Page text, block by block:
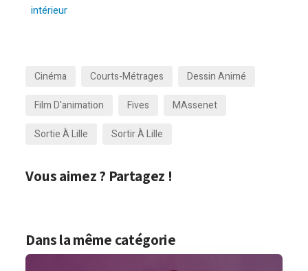
intérieur
Cinéma Courts-Métrages
Dessin Animé
Film D'animation
Fives
MAssenet
Sortie À Lille
Sortir À Lille
Vous aimez ? Partagez !
Dans la même catégorie